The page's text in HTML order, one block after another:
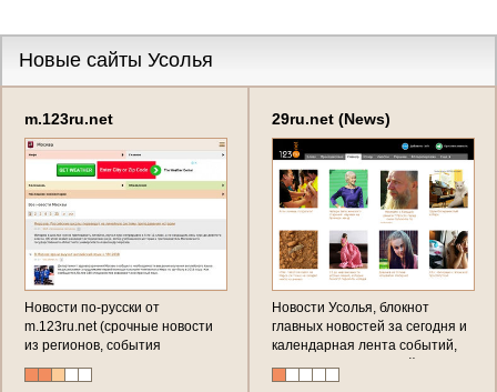
Новые сайты Усолья
m.123ru.net
Новости по-русски от
m.123ru.net (срочные новости
из регионов, события
последнего часа, эксклюзивные
репортажи от первого лица - в
29ru.net (News)
Новости Усолья, блокнот
главных новостей за сегодня и
календарная лента событий,
фактов, происшествий в
Усолье с ежеминутным